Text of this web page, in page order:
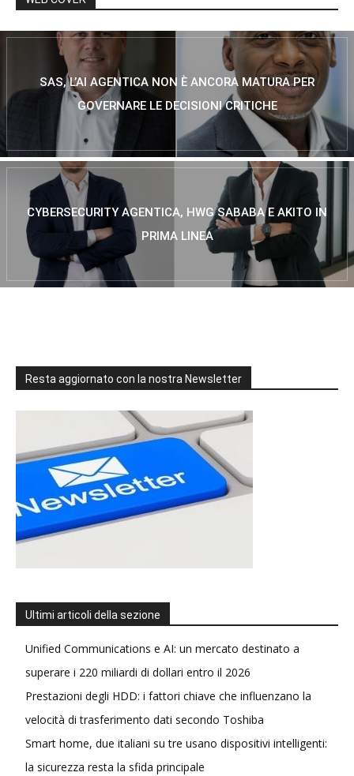
SAS, L’AI AGENTICA NON È ANCORA MATURA PER
GOVERNARE LE DECISIONI CRITICHE
CYBERSECURITY AGENTICA, HWG SABABA E AKITO IN
PRIMA LINEA
Resta aggiornato con la nostra Newsletter
Ultimi articoli della sezione
Unified Communications e AI: un mercato destinato a
superare i 220 miliardi di dollari entro il 2026
Prestazioni degli HDD: i fattori chiave che influenzano la
velocità di trasferimento dati secondo Toshiba
Smart home, due italiani su tre usano dispositivi intelligenti:
la sicurezza resta la sfida principale